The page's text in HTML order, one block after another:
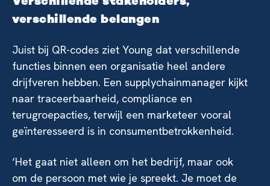
verschillende belangen
Juist bij QR-codes ziet Young dat verschillende
functies binnen een organisatie heel andere
drijfveren hebben. Een supplychainmanager kijkt
naar traceerbaarheid, compliance en
terugroepacties, terwijl een marketeer vooral
geïnteresseerd is in consumentbetrokkenheid.
‘Het gaat niet alleen om het bedrijf, maar ook
om de persoon met wie je spreekt. Je moet de